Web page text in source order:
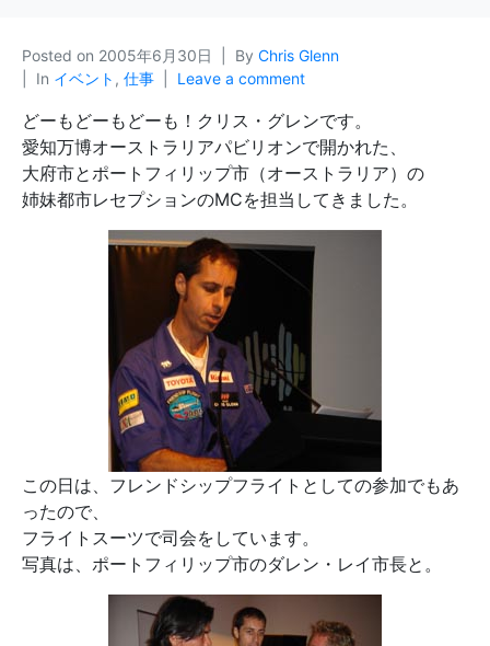
Posted on 2005年6月30日 By Chris Glenn
In イベント , 仕事 Leave a comment
どーもどーもどーも！クリス・グレンです。
愛知万博オーストラリアパビリオンで開かれた、
大府市とポートフィリップ市（オーストラリア）の
姉妹都市レセプションのMCを担当してきました。
この日は、フレンドシップフライトとしての参加でもあ
ったので、
フライトスーツで司会をしています。
写真は、ポートフィリップ市のダレン・レイ市長と。